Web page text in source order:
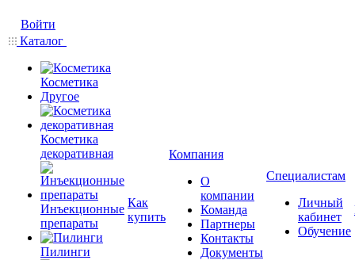
Войти
Каталог
Косметика
Другое
Косметика
декоративная
Инъекционные
препараты
Пилинги
Как
купить
Компания
О
компании
Команда
Партнеры
Контакты
Документы
Специалистам
Личный
кабинет
Обучение